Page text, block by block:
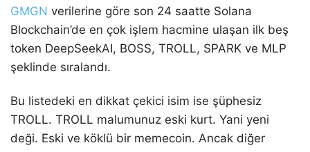
GMGN verilerine göre son 24 saatte Solana
Blockchain’de en çok işlem hacmine ulaşan ilk beş
token DeepSeekAI, BOSS, TROLL, SPARK ve MLP
şeklinde sıralandı.
Bu listedeki en dikkat çekici isim ise şüphesiz
TROLL. TROLL malumunuz eski kurt. Yani yeni
deği. Eski ve köklü bir memecoin. Ancak diğer